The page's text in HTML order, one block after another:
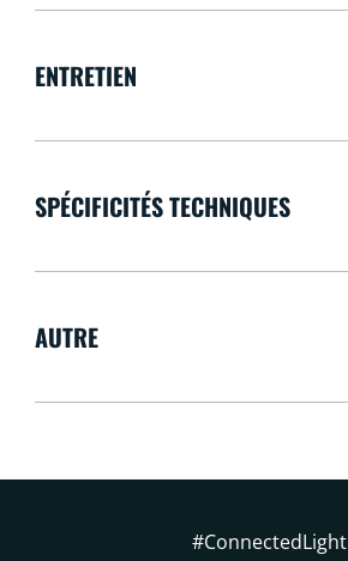
ENTRETIEN
SPÉCIFICITÉS TECHNIQUES
AUTRE
#ConnectedLight